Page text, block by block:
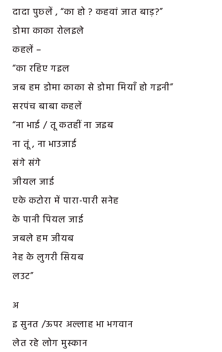
दादा पुछ्लें , “का हो ? कहवां जात बाड़?”
डोमा काका रोलइले
कहलें –
“का रहिए गइल
जब हम डोमा काका से डोमा मियाँ हो गइनी”
सरपंच बाबा कहलें
“ना भाई / तू कतहीं ना जइब
ना तूं , ना भाउजाई
संगे संगे
जीयल जाई
एके कटोरा में पारा-पारी सनेह
के पानी पियल जाई
जबले हम जीयब
नेह के लुगरी सियब
लउट”
अ
इ सुनत /ऊपर अल्लाह भा भगवान
लेत रहे लोग मुस्कान